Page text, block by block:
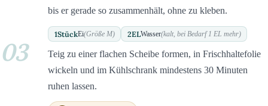
bis er gerade so zusammenhält, ohne zu kleben.
1StückEi(Größe M) 2ELWasser(kalt, bei Bedarf 1 EL mehr)
03
Teig zu einer flachen Scheibe formen, in Frischhaltefolie
wickeln und im Kühlschrank mindestens 30 Minuten
ruhen lassen.